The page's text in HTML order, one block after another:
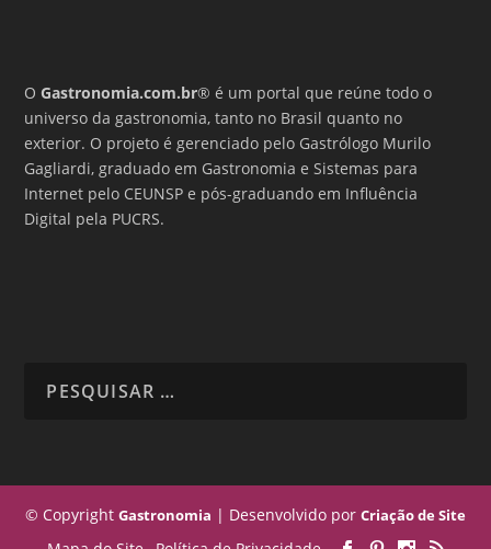
OGastronomia.com.br® é um portal que reúne todo o
universo da gastronomia, tanto no Brasil quanto no
exterior. O projeto é gerenciado pelo Gastrólogo Murilo
Gagliardi, graduado em Gastronomia e Sistemas para
Internet pelo CEUNSP e pós-graduando em Influência
Digital pela PUCRS.
© Copyright Gastronomia | Desenvolvido por Criação de Site